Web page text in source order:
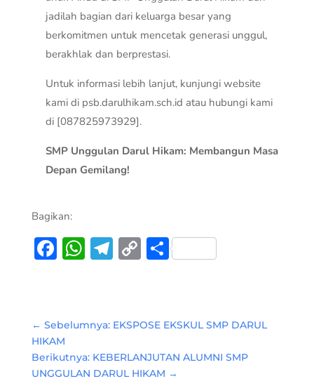
jadilah bagian dari keluarga besar yang
berkomitmen untuk mencetak generasi unggul,
berakhlak dan berprestasi.
Untuk informasi lebih lanjut, kunjungi website
kami di psb.darulhikam.sch.id atau hubungi kami
di [087825973929].
SMP Unggulan Darul Hikam: Membangun Masa
Depan Gemilang!
Bagikan:
Facebook
WhatsApp
Telegram
CopyShare
← Sebelumnya: EKSPOSE EKSKUL SMP DARUL
HIKAM
Berikutnya: KEBERLANJUTAN ALUMNI SMP
UNGGULAN DARUL HIKAM →